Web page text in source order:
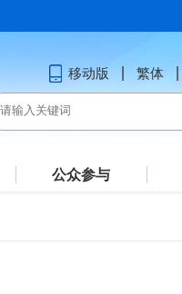
移动版 繁体
公众参与